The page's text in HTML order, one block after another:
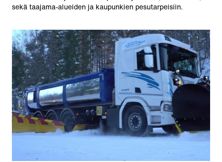
sekä taajama-alueiden ja kaupunkien pesutarpeisiin.